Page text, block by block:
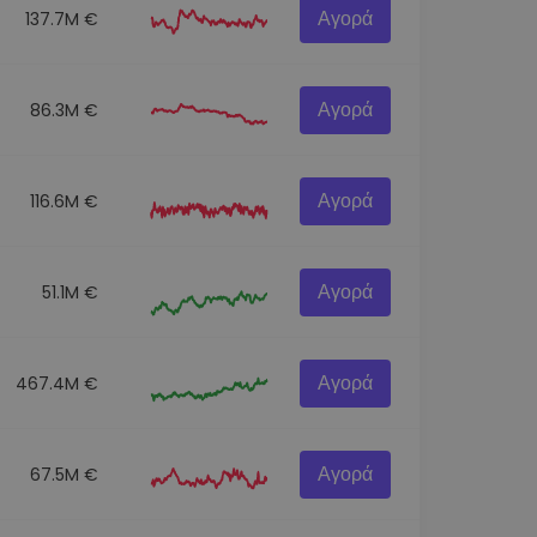
137.7M € Αγορά
86.3M € Αγορά
116.6M € Αγορά
51.1M € Αγορά
467.4M € Αγορά
67.5M € Αγορά